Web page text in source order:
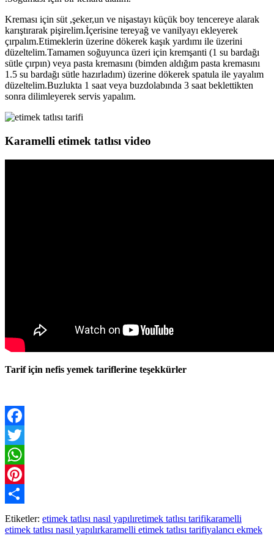
Kreması için süt ,şeker,un ve nişastayı küçük boy tencereye alarak
karıştırarak pişirelim.İçerisine tereyağ ve vanilyayı ekleyerek
çırpalım.Etimeklerin üzerine dökerek kaşık yardımı ile üzerini
düzeltelim.Tamamen soğuyunca üzeri için kremşanti (1 su bardağı
sütle çırpın) veya pasta kremasını (bimden aldığım pasta kremasını
1.5 su bardağı sütle hazırladım) üzerine dökerek spatula ile yayalım
düzeltelim.Buzlukta 1 saat veya buzdolabında 3 saat beklettikten
sonra dilimleyerek servis yapalım.
Karamelli etimek tatlısı video
Tarif için nefis yemek tariflerine teşekkürler
Facebook
Twitter
WhatsApp
Pinterest
Paylaş
Etiketler: etimek tatlısı nasıl yapılıretimek tatlısı tarifikaramelli
etimek tatlısı nasıl yapılırkaramelli etimek tatlısı tarifiyalancı ekmek